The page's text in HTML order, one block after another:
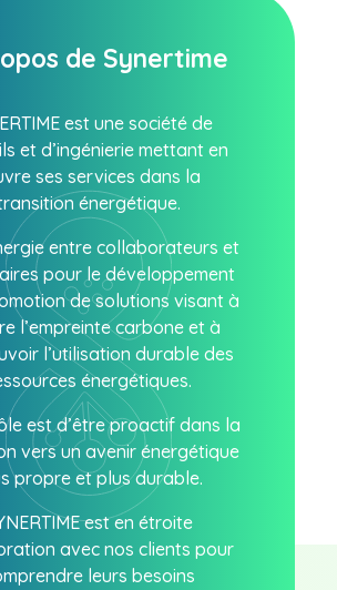
de Synertime
est une société de
et d’ingénierie mettant en
ses services dans la
énergétique.
entre collaborateurs et
pour le développement
de solutions visant à
l’empreinte carbone et à
l’utilisation durable des
énergétiques.
est d’être proactif dans la
vers un avenir énergétique
propre et plus durable.
est en étroite
avec nos clients pour
leurs besoins